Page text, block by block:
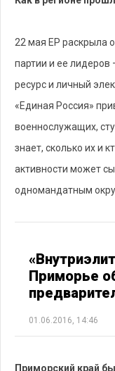
22 мая ЕР раскрыла
партии и ее
ресурс и личный
«Единая Россия»
военнослужащих,
знает, сколько их и
активности может
одномандатным
Приморье
01.06.2016, 14:46
Приморский край